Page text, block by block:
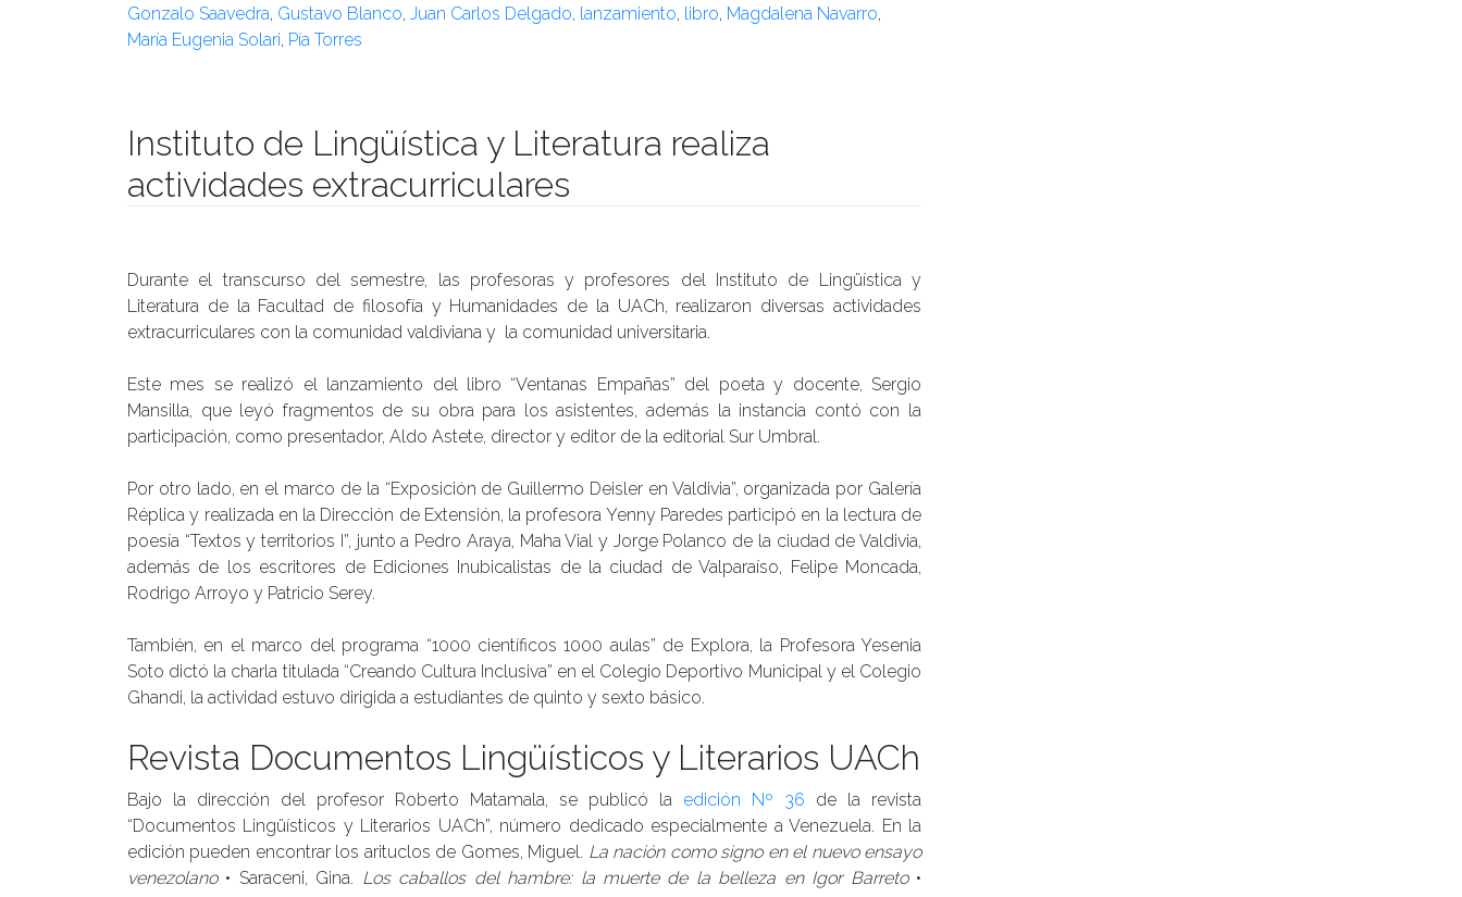
Gonzalo Saavedra, Gustavo Blanco, Juan Carlos Delgado, lanzamiento, libro, Magdalena Navarro,
María Eugenia Solari, Pía Torres
Instituto de Lingüística y Literatura realiza
actividades extracurriculares
Durante el transcurso del semestre, las profesoras y profesores del Instituto de Lingüística y
Literatura de la Facultad de filosofía y Humanidades de la UACh, realizaron diversas actividades
extracurriculares con la comunidad valdiviana y la comunidad universitaria.
Este mes se realizó el lanzamiento del libro “Ventanas Empañas” del poeta y docente, Sergio
Mansilla, que leyó fragmentos de su obra para los asistentes, además la instancia contó con la
participación, como presentador, Aldo Astete, director y editor de la editorial Sur Umbral.
Por otro lado, en el marco de la “Exposición de Guillermo Deisler en Valdivia”, organizada por Galería
Réplica y realizada en la Dirección de Extensión, la profesora Yenny Paredes participó en la lectura de
poesía “Textos y territorios I”, junto a Pedro Araya, Maha Vial y Jorge Polanco de la ciudad de Valdivia,
además de los escritores de Ediciones Inubicalistas de la ciudad de Valparaíso, Felipe Moncada,
Rodrigo Arroyo y Patricio Serey.
También, en el marco del programa “1000 científicos 1000 aulas” de Explora, la Profesora Yesenia
Soto dictó la charla titulada “Creando Cultura Inclusiva” en el Colegio Deportivo Municipal y el Colegio
Ghandi, la actividad estuvo dirigida a estudiantes de quinto y sexto básico.
Revista Documentos Lingüísticos y Literarios UACh
Bajo la dirección del profesor Roberto Matamala, se publicó la edición Nº 36 de la revista
“Documentos Lingüísticos y Literarios UACh”, número dedicado especialmente a Venezuela. En la
edición pueden encontrar los arituclos de Gomes, Miguel. La nación como signo en el nuevo ensayo
venezolano • Saraceni, Gina. Los caballos del hambre: la muerte de la belleza en Igor Barreto •